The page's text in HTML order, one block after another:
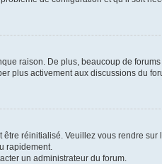
raison. De plus, beaucoup de
plus activement aux discussions du
réinitialisé. Veuillez vous rendre
rapidement.
un administrateur du forum.